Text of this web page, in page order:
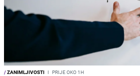
/ZANIMLJIVOSTI I PRIJE OKO 1H